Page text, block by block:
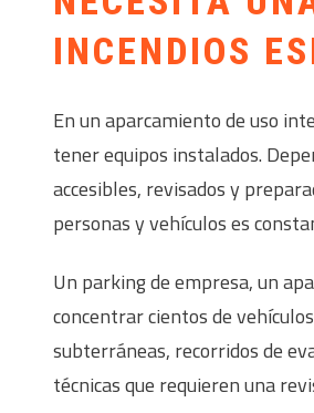
INCENDIOS
En un aparcamiento de uso
tener equipos instalados.
accesibles, revisados y
personas y vehículos es
Un parking de empresa, un
concentrar cientos de
subterráneas, recorridos de
técnicas que requieren una